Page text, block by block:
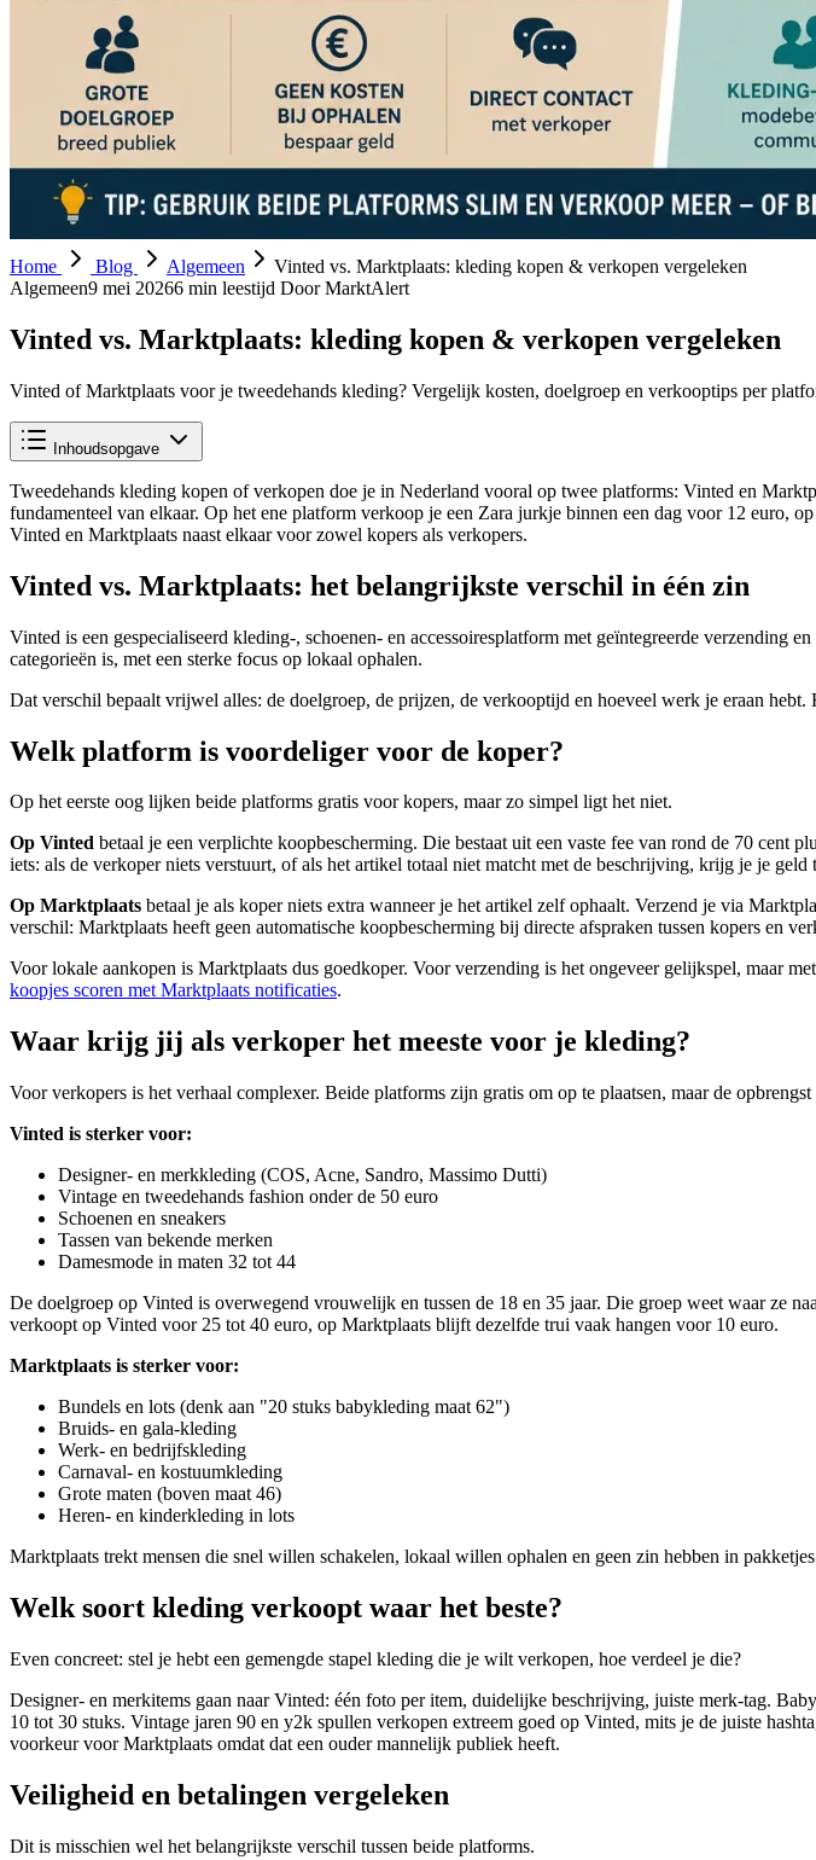
Home Blog Algemeen
Vinted vs. Marktplaats: kleding kopen & verkopen vergeleken
Algemeen9 mei 20266 min leestijd Door MarktAlert
Vinted vs. Marktplaats: kleding kopen & verkopen vergeleken
Vinted of Marktplaats voor je tweedehands kleding? Vergelijk kosten, doelgroep en verkooptips per
Inhoudsopgave
Tweedehands kleding kopen of verkopen doe je in Nederland vooral op twee platforms: Vinted en
fundamenteel van elkaar. Op het ene platform verkoop je een Zara jurkje binnen een dag voor 12
Vinted en Marktplaats naast elkaar voor zowel kopers als verkopers.
Vinted vs. Marktplaats: het belangrijkste verschil in één zin
Vinted is een gespecialiseerd kleding-, schoenen- en accessoiresplatform met geïntegreerde verzending
categorieën is, met een sterke focus op lokaal ophalen.
Dat verschil bepaalt vrijwel alles: de doelgroep, de prijzen, de verkooptijd en hoeveel werk je eraan
Welk platform is voordeliger voor de koper?
Op het eerste oog lijken beide platforms gratis voor kopers, maar zo simpel ligt het niet.
Op Vinted betaal je een verplichte koopbescherming. Die bestaat uit een vaste fee van rond de 70
iets: als de verkoper niets verstuurt, of als het artikel totaal niet matcht met de beschrijving, krijg je je
Op Marktplaats betaal je als koper niets extra wanneer je het artikel zelf ophaalt. Verzend je via
verschil: Marktplaats heeft geen automatische koopbescherming bij directe afspraken tussen kopers en
Voor lokale aankopen is Marktplaats dus goedkoper. Voor verzending is het ongeveer gelijkspel, maar
koopjes scoren met Marktplaats notificaties.
Waar krijg jij als verkoper het meeste voor je kleding?
Voor verkopers is het verhaal complexer. Beide platforms zijn gratis om op te plaatsen, maar de
Vinted is sterker voor:
Designer- en merkkleding (COS, Acne, Sandro, Massimo Dutti)
Vintage en tweedehands fashion onder de 50 euro
Schoenen en sneakers
Tassen van bekende merken
Damesmode in maten 32 tot 44
De doelgroep op Vinted is overwegend vrouwelijk en tussen de 18 en 35 jaar. Die groep weet waar ze
verkoopt op Vinted voor 25 tot 40 euro, op Marktplaats blijft dezelfde trui vaak hangen voor 10 euro.
Marktplaats is sterker voor:
Bundels en lots (denk aan "20 stuks babykleding maat 62")
Bruids- en gala-kleding
Werk- en bedrijfskleding
Carnaval- en kostuumkleding
Grote maten (boven maat 46)
Heren- en kinderkleding in lots
Marktplaats trekt mensen die snel willen schakelen, lokaal willen ophalen en geen zin hebben in
Welk soort kleding verkoopt waar het beste?
Even concreet: stel je hebt een gemengde stapel kleding die je wilt verkopen, hoe verdeel je die?
Designer- en merkitems gaan naar Vinted: één foto per item, duidelijke beschrijving, juiste merk-tag.
10 tot 30 stuks. Vintage jaren 90 en y2k spullen verkopen extreem goed op Vinted, mits je de juiste
voorkeur voor Marktplaats omdat dat een ouder mannelijk publiek heeft.
Veiligheid en betalingen vergeleken
Dit is misschien wel het belangrijkste verschil tussen beide platforms.